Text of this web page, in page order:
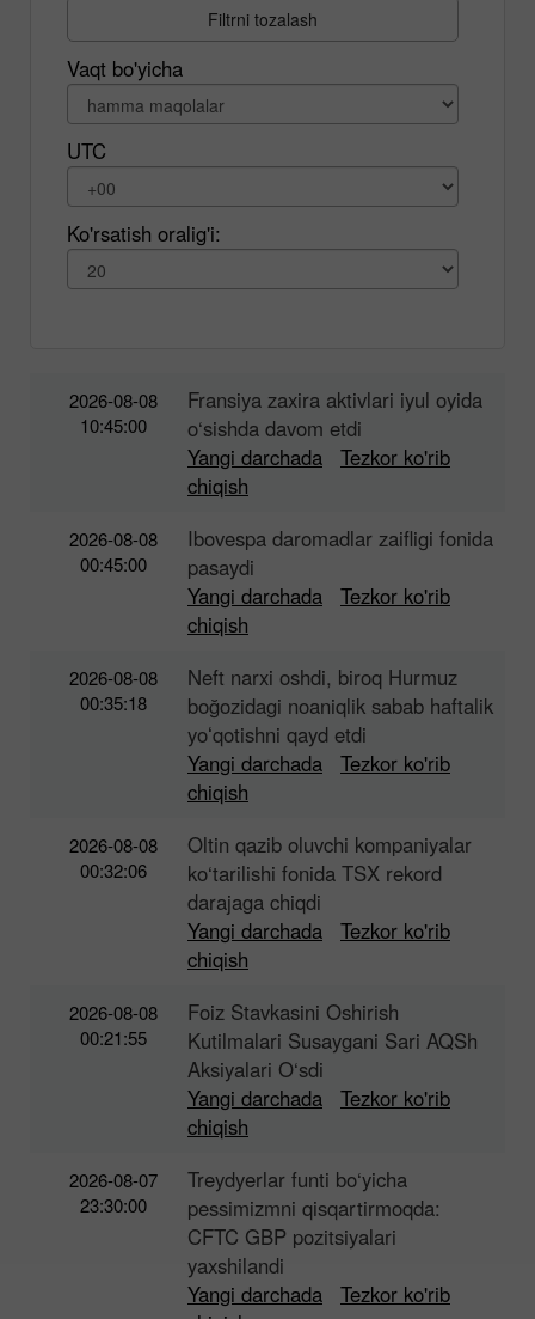
Filtrni tozalash
Vaqt bo'yicha
UTC
Ko'rsatish oralig'i:
2026-08-08
10:45:00
Fransiya zaxira aktivlari iyul oyida
o‘sishda davom etdi
Yangi darchada
Tezkor ko'rib
chiqish
2026-08-08
00:45:00
Ibovespa daromadlar zaifligi fonida
pasaydi
Yangi darchada
Tezkor ko'rib
chiqish
2026-08-08
00:35:18
Neft narxi oshdi, biroq Hurmuz
boğozidagi noaniqlik sabab haftalik
yoʻqotishni qayd etdi
Yangi darchada
Tezkor ko'rib
chiqish
2026-08-08
00:32:06
Oltin qazib oluvchi kompaniyalar
ko‘tarilishi fonida TSX rekord
darajaga chiqdi
Yangi darchada
Tezkor ko'rib
chiqish
2026-08-08
00:21:55
Foiz Stavkasini Oshirish
Kutilmalari Susaygani Sari AQSh
Aksiyalari O‘sdi
Yangi darchada
Tezkor ko'rib
chiqish
2026-08-07
23:30:00
Treydyerlar funti bo‘yicha
pessimizmni qisqartirmoqda:
CFTC GBP pozitsiyalari
yaxshilandi
Yangi darchada
Tezkor ko'rib